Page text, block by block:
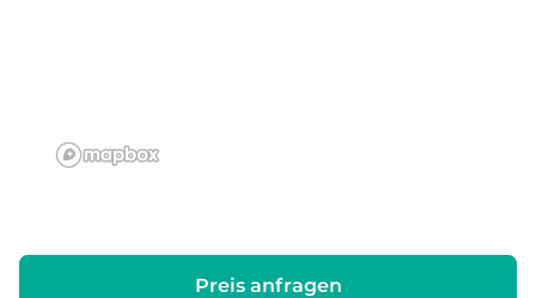
Preis anfragen